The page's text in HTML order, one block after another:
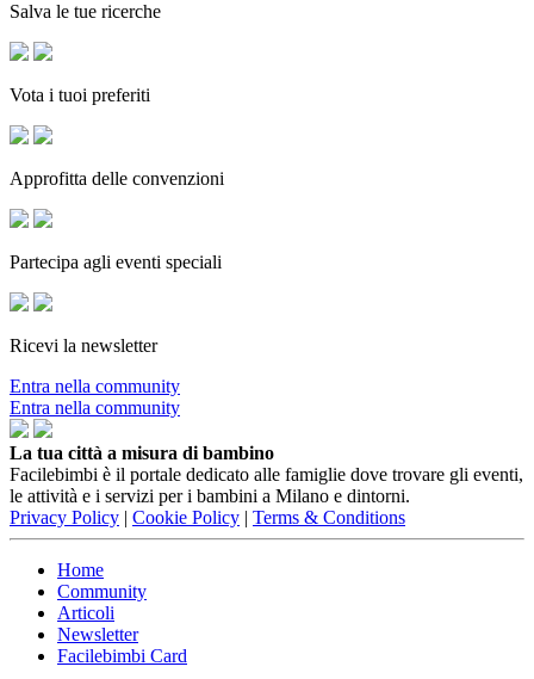
Salva le tue ricerche
Vota i tuoi preferiti
Approfitta delle convenzioni
Partecipa agli eventi speciali
Ricevi la newsletter
Entra nella community
Entra nella community
La tua città a misura di bambino
Facilebimbi è il portale dedicato alle famiglie dove trovare gli eventi,
le attività e i servizi per i bambini a Milano e dintorni.
Privacy Policy | Cookie Policy | Terms & Conditions
Home
Community
Articoli
Newsletter
Facilebimbi Card